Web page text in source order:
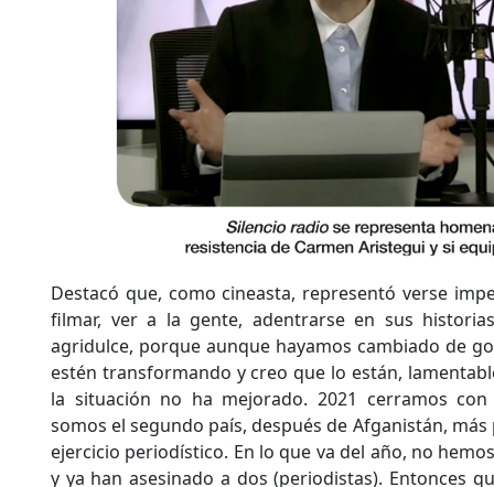
Destacó que, como cineasta, representó verse
filmar, ver a la gente, adentrarse en sus
agridulce, porque aunque hayamos cambiado de
estén transformando y creo que lo están,
la situación no ha mejorado. 2021 cerramos con
somos el segundo país, después de Afganistán,
ejercicio periodístico. En lo que va del año, no
y ya han asesinado a dos (periodistas). Entonces